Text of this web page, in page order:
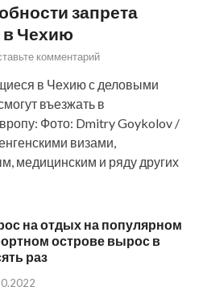
запрета
в Чехию
комментарий
в Чехию с деловыми
въезжать в
Фото: Dmitry Goykolov /
визами,
медицинским и ряду других
на отдых на популярном
острове вырос в
раз